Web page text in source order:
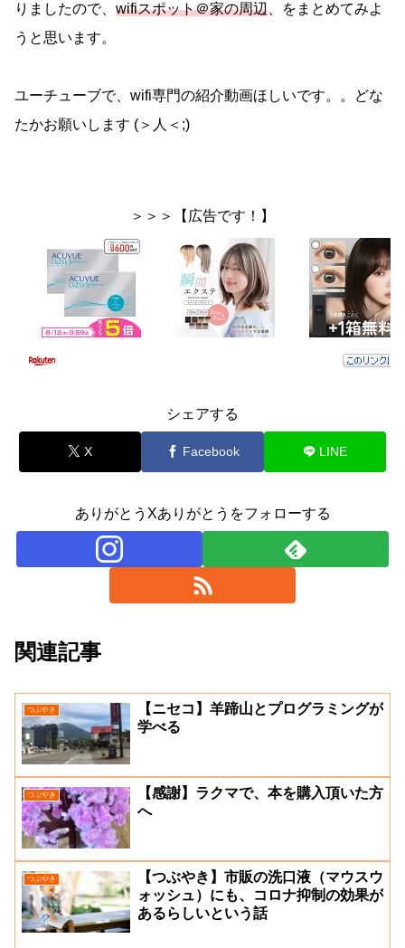
りましたので、 wifiスポット＠家の周辺 、をまとめてみよ
うと思います。
ユーチューブで、wifi専門の紹介動画ほしいです。。どな
たかお願いします (＞人＜;)
＞＞＞【広告です！】
シェアする
X Facebook LINE
ありがとうXありがとうをフォローする
関連記事
つぶやき
【ニセコ】羊蹄山とプログラミングが
学べる
つぶやき
【感謝】ラクマで、本を購入頂いた方
へ
つぶやき
【つぶやき】市販の洗口液（マウスウ
ォッシュ）にも、コロナ抑制の効果が
あるらしいという話